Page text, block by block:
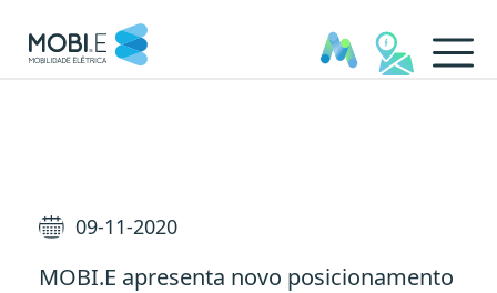
09-11-2020
MOBI.E apresenta novo posicionamento